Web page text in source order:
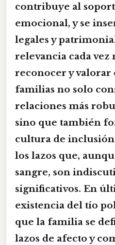
contribuye al
emocional, y se
legales y
relevancia cada vez
reconocer y valorar
familias no solo
relaciones más
sino que también
cultura de inclusión
los lazos que,
sangre, son
significativos. En
existencia del tío
que la familia se
lazos de afecto y